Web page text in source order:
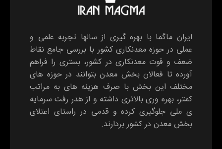
ایران ماگما با بهره گیری از سالها تجربه علمی و
عملی در حوزه معدنکاری کشور با بررسی جامع نقاط
ضعف و قوت معدنکاری در کشور، بستری را فراهم
آورده تا فعالان بخش معدن بتوانند در حوزه های
مختلف این بخش با صرف هزینه های به مراتب
کمتر، بهره وری بالاتری داشته و از هدر رفت سرمایه
ی ملی جلوگیری کرده و قدمی در راستای اعتلای
بخش معدن در کشور بردارند.